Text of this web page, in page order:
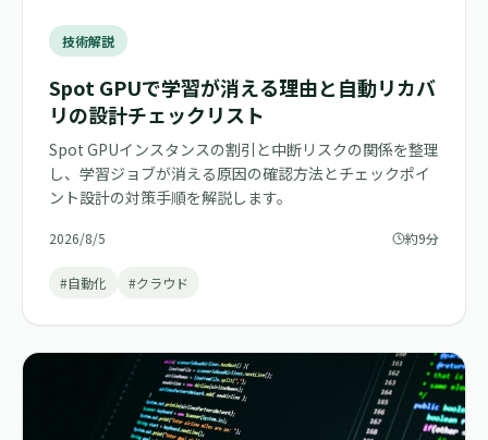
技術解説
Spot GPUで学習が消える理由と自動リカバ
リの設計チェックリスト
Spot GPUインスタンスの割引と中断リスクの関係を整理
し、学習ジョブが消える原因の確認方法とチェックポイ
ント設計の対策手順を解説します。
2026/8/5 約9分
#自動化 #クラウド